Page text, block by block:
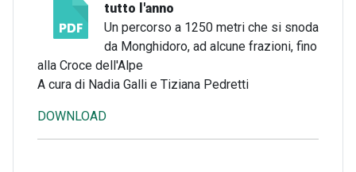
tutto l'anno
Un percorso a 1250 metri che si snoda
da Monghidoro, ad alcune frazioni, fino
alla Croce dell'Alpe
A cura di Nadia Galli e Tiziana Pedretti
DOWNLOAD